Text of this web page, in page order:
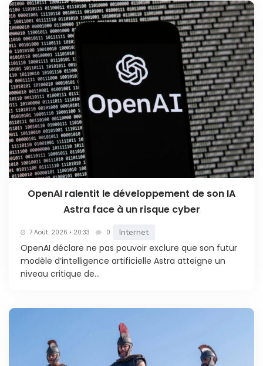
OpenAI ralentit le développement de son IA
Astra face à un risque cyber
7 Août. 2026 • 20:33 0 Internet
OpenAI déclare ne pas pouvoir exclure que son futur
modèle d’intelligence artificielle Astra atteigne un
niveau critique de...